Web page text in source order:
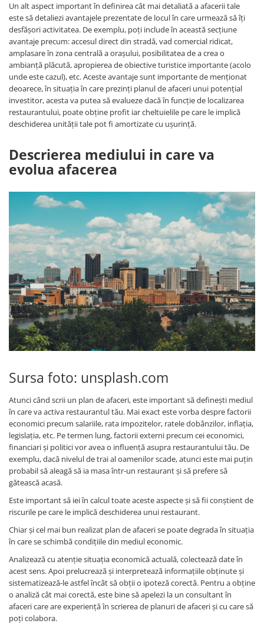
Un alt aspect important în definirea cât mai detaliată a afacerii tale
este să detaliezi avantajele prezentate de locul în care urmează să îți
desfășori activitatea. De exemplu, poți include în această secțiune
avantaje precum: accesul direct din stradă, vad comercial ridicat,
amplasare în zona centrală a orașului, posibilitatea de a crea o
ambianță plăcută, apropierea de obiective turistice importante (acolo
unde este cazul), etc. Aceste avantaje sunt importante de menționat
deoarece, în situația în care prezinți planul de afaceri unui potențial
investitor, acesta va putea să evalueze dacă în funcție de localizarea
restaurantului, poate obține profit iar cheltuielile pe care le implică
deschiderea unității tale pot fi amortizate cu ușurință.
Descrierea mediului in care va
evolua afacerea
Sursa foto: unsplash.com
Atunci când scrii un plan de afaceri, este important să definești mediul
în care va activa restaurantul tău. Mai exact este vorba despre factorii
economici precum salariile, rata impozitelor, ratele dobânzilor, inflația,
legislația, etc. Pe termen lung, factorii externi precum cei economici,
financiari și politici vor avea o influență asupra restaurantului tău. De
exemplu, dacă nivelul de trai al oamenilor scade, atunci este mai puțin
probabil să aleagă să ia masa într-un restaurant și să prefere să
gătească acasă.
Este important să iei în calcul toate aceste aspecte și să fii conștient de
riscurile pe care le implică deschiderea unui restaurant.
Chiar și cel mai bun realizat plan de afaceri se poate degrada în situația
în care se schimbă condițiile din mediul economic.
Analizează cu atenție situația economică actuală, colectează date în
acest sens. Apoi prelucrează și interpretează informațiile obținute și
sistematizează-le astfel încât să obții o ipoteză corectă. Pentru a obține
o analiză cât mai corectă, este bine să apelezi la un consultant în
afaceri care are experiență în scrierea de planuri de afaceri și cu care să
poți colabora.